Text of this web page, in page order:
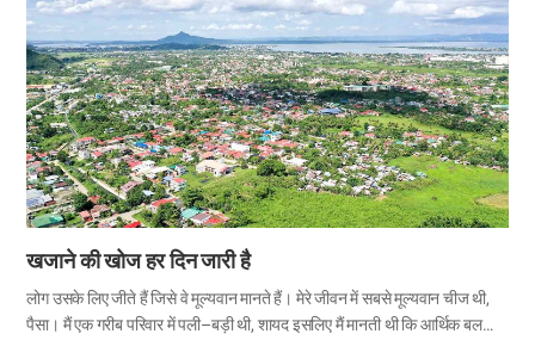
खजाने की खोज हर दिन जारी है
लोग उसके लिए जीते हैं जिसे वे मूल्यवान मानते हैं। मेरे जीवन में सबसे मूल्यवान चीज थी,
पैसा। मैं एक गरीब परिवार में पली–बड़ी थी, शायद इसलिए मैं मानती थी कि आर्थिक बल